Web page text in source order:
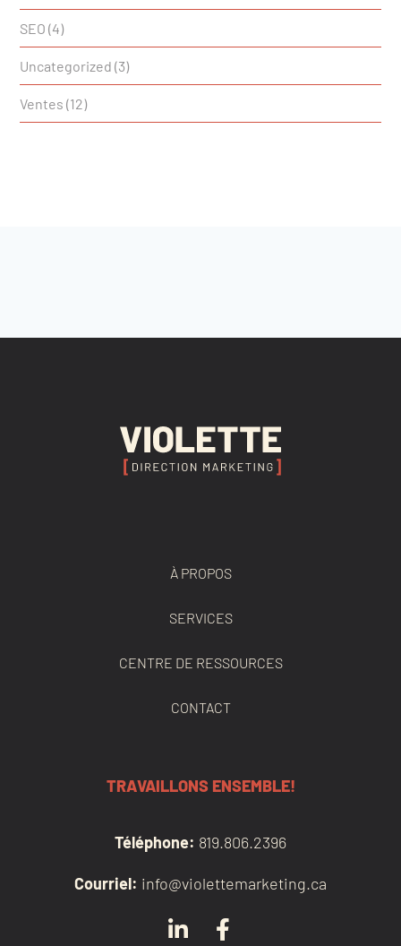
SEO (4)
Uncategorized (3)
Ventes (12)
À PROPOS
SERVICES
CENTRE DE RESSOURCES
CONTACT
TRAVAILLONS ENSEMBLE!
Téléphone: 819.806.2396
Courriel: info@violettemarketing.ca